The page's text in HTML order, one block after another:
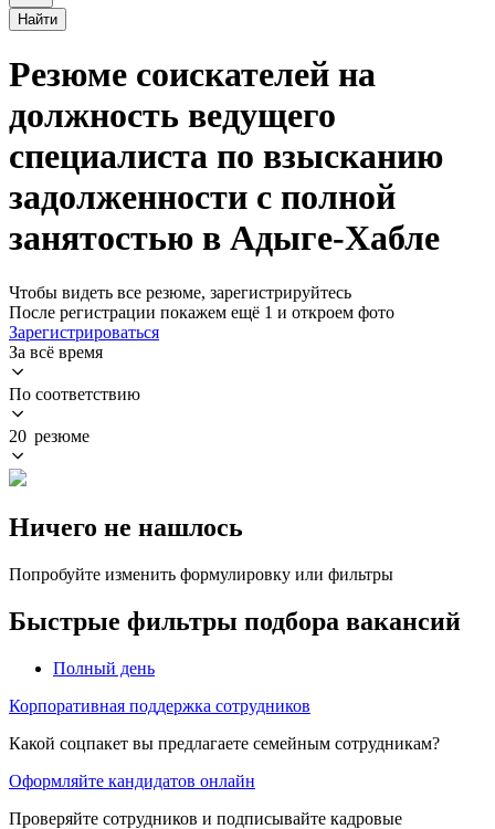
Найти
Резюме соискателей на
должность ведущего
специалиста по взысканию
задолженности с полной
занятостью в Адыге-Хабле
Чтобы видеть все резюме, зарегистрируйтесь
После регистрации покажем ещё 1 и откроем фото
Зарегистрироваться
За всё время
По соответствию
20 резюме
Ничего не нашлось
Попробуйте изменить формулировку или фильтры
Быстрые фильтры подбора вакансий
Полный день
Корпоративная поддержка сотрудников
Какой соцпакет вы предлагаете семейным сотрудникам?
Оформляйте кандидатов онлайн
Проверяйте сотрудников и подписывайте кадровые